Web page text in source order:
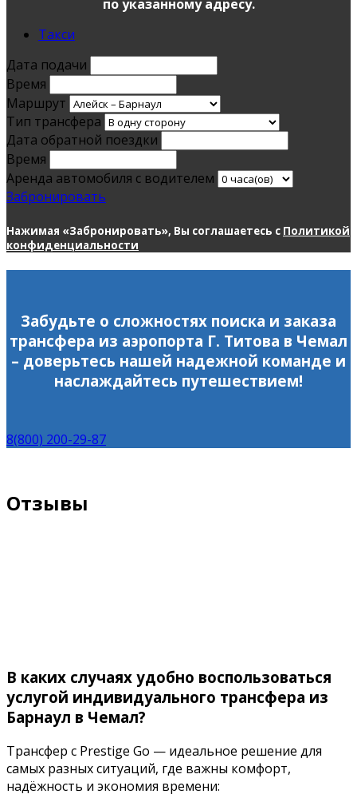
по указанному адресу.
Такси
Дата подачи
Время
Маршрут
Тип трансфера
Дата обратной поездки
Время
Аренда автомобиля с водителем
Забронировать
Нажимая «Забронировать», Вы соглашаетесь с Политикой
конфиденциальности
Забудьте о сложностях поиска и заказа
трансфера из аэропорта Г. Титова в Чемал
– доверьтесь нашей надежной команде и
наслаждайтесь путешествием!
8(800) 200-29-87
Отзывы
В каких случаях удобно воспользоваться
услугой индивидуального трансфера из
Барнаул в Чемал?
Трансфер с Prestige Go — идеальное решение для
самых разных ситуаций, где важны комфорт,
надёжность и экономия времени: